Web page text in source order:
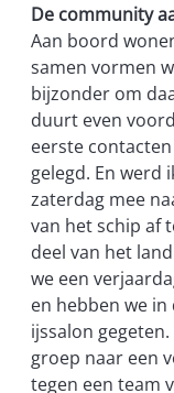
De community
Aan boord
samen vormen
bijzonder om
duurt even
eerste
gelegd. En werd
zaterdag mee
van het schip af
deel van het
we een
en hebben we
ijssalon
groep naar een
tegen een team